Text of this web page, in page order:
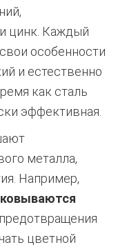
цинк. Каждый
особенности
и естественно
как сталь
эффективная.
металла,
Например,
цветной